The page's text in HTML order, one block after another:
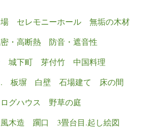
セレモニーホール
無垢の木材
・高断熱
防音・遮音性
城下町 芽付竹
中国料理
板塀 白壁 石場建て
床の間
ログハウス
野草の庭
木造 躙口
3畳台目.起し絵図